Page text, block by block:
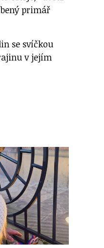
primář
se svíčkou
v jejím